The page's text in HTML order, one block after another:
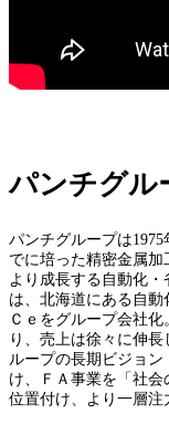
パンチグル
パンチグループは
でに培った精密金属
より成長する自動化・
は、北海道にある自
Ｃｅをグループ会社
り、売上は徐々に伸
ループの長期ビジョン
け、ＦＡ事業を「社
位置付け、より一層注